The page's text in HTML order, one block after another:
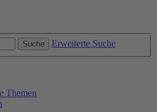
Suche Erweiterte Suche
Themen